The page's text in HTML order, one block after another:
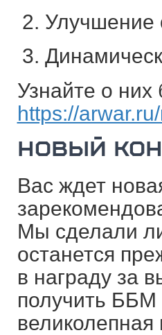
Улучшение
Узнайте о них
https://
НОВЫЙ
Вас ждет
Мы сделали
останется
в награду за
получить ББМ